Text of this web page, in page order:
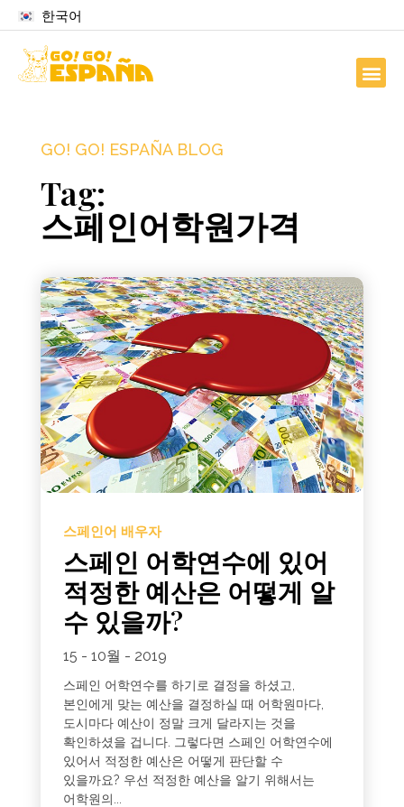
한국어
GO! GO! ESPAÑA BLOG
Tag:
스페인어학원가격
스페인어 배우자
스페인 어학연수에 있어
적정한 예산은 어떻게 알
수 있을까?
15 - 10월 - 2019
스페인 어학연수를 하기로 결정을 하셨고,
본인에게 맞는 예산을 결정하실 때 어학원마다,
도시마다 예산이 정말 크게 달라지는 것을
확인하셨을 겁니다. 그렇다면 스페인 어학연수에
있어서 적정한 예산은 어떻게 판단할 수
있을까요? 우선 적정한 예산을 알기 위해서는
어학원의...